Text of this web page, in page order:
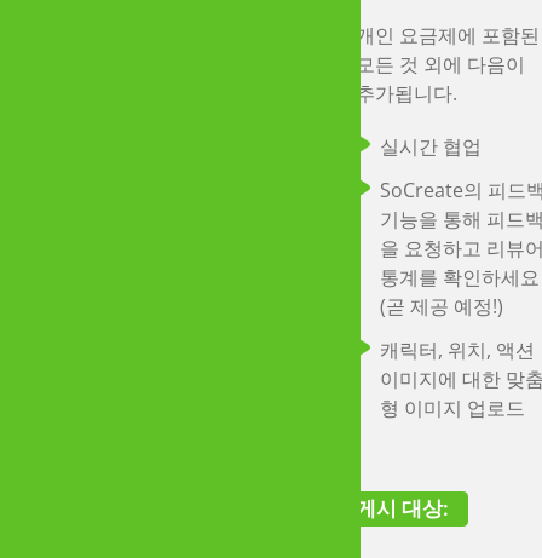
개인 요금제에 포함된
모든 것 외에 다음이
추가됩니다.
실시간 협업
SoCreate의 피드
기능을 통해 피드
을 요청하고 리뷰
통계를 확인하세요
(곧 제공 예정!)
캐릭터, 위치, 액션
이미지에 대한 맞
형 이미지 업로드
게시 대상:
게시 대상:
PDF
시나
리오
Final
시나
리오
이야기
학생들이 좋아하
는 쓰기 도구인
SoCreate로 교
을 장악하세요.
한 페이지, 화면 및 무
대에 대한 스토리텔링